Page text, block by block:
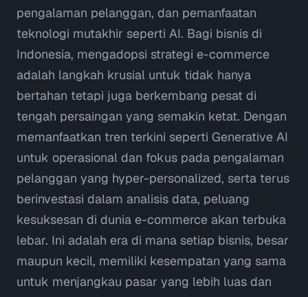
pengalaman pelanggan, dan pemanfaatan
teknologi mutakhir seperti AI. Bagi bisnis di
Indonesia, mengadopsi strategi e-commerce
adalah langkah krusial untuk tidak hanya
bertahan tetapi juga berkembang pesat di
tengah persaingan yang semakin ketat. Dengan
memanfaatkan tren terkini seperti Generative AI
untuk operasional dan fokus pada pengalaman
pelanggan yang hyper-personalized, serta terus
berinvestasi dalam analisis data, peluang
kesuksesan di dunia e-commerce akan terbuka
lebar. Ini adalah era di mana setiap bisnis, besar
maupun kecil, memiliki kesempatan yang sama
untuk menjangkau pasar yang lebih luas dan